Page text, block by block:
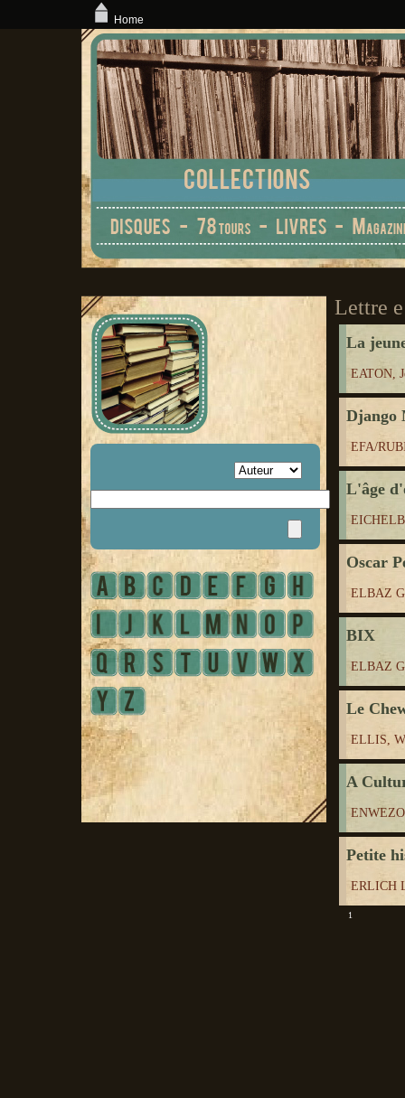
Lettre
La
EATON,
Django
EFA/
L'âge
Oscar
ELBAZ
BIX
ELBAZ
Le
ELLIS,
A
Petite
ERLICH
1
Home